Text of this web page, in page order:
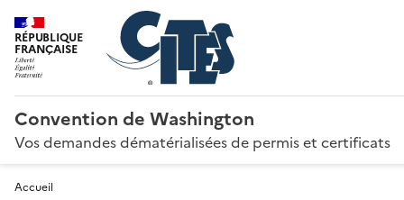
RÉPUBLIQUE
FRANÇAISE
Convention de Washington
Vos demandes dématérialisées de permis et certificats
Accueil